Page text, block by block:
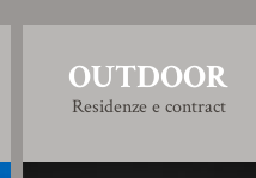
OUTDOOR
Residenze e contract